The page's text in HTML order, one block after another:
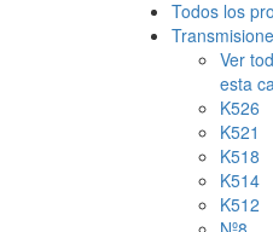
Todos los
Ver
esta
K526
K521
K518
K514
K512